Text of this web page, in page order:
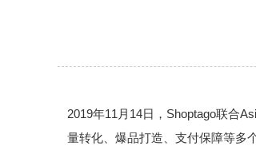
2019年11月14日，Shoptago联合
量转化、爆品打造、支付保障等多